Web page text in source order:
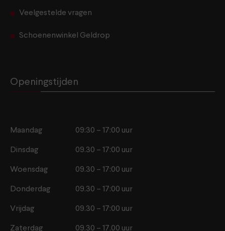
Veelgestelde vragen
Schoenenwinkel Geldrop
Openingstijden
Maandag 09:30 – 17:00 uur
Dinsdag 09.30 – 17:00 uur
Woensdag 09.30 – 17:00 uur
Donderdag 09.30 – 17:00 uur
Vrijdag 09.30 – 17:00 uur
Zaterdag 09.30 – 17.00 uur